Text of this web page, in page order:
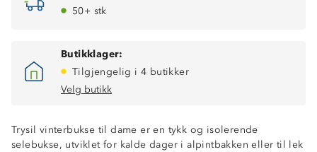
50+ stk
Butikklager:
Tilgjengelig i 4 butikker
Velg butikk
Trysil vinterbukse til dame er en tykk og isolerende
selebukse, utviklet for kalde dager i alpintbakken eller til lek